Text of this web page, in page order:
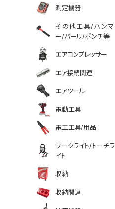
測定機器
その他工具/ハンマ
ー/バール/ポンチ等
エアコンプレッサー
エア接続関連
エアツール
電動工具
電工工具/用品
ワークライト/トーチラ
イト
収納
収納関連
facebook
line